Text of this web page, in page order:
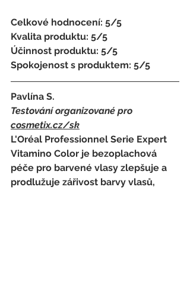
Celkové hodnocení: 5/5
Kvalita produktu: 5/5
Účinnost produktu: 5/5
Spokojenost s produktem: 5/5
Pavlína S.
Testování organizované pro
cosmetix.cz/sk
L'Oréal Professionnel Serie Expert
Vitamino Color je bezoplachová
péče pro barvené vlasy zlepšuje a
prodlužuje zářivost barvy vlasů,